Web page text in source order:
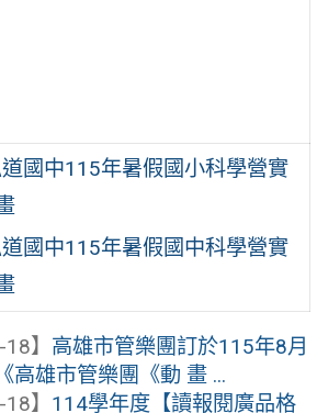
國中115年暑假國小科學營實
國中115年暑假國中科學營實
】 高雄市管樂團訂於115年8月
高雄市管樂團《動 畫 ...
】 114學年度【讀報閱廣品格